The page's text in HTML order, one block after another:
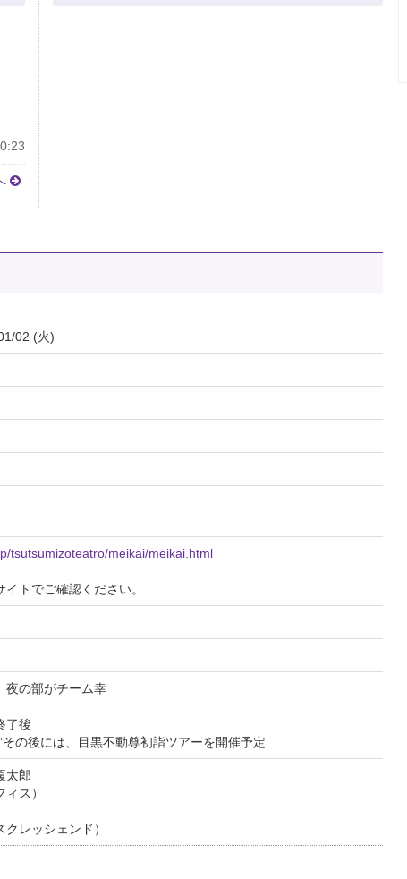
02 (火)
tsutsumizoteatro/meikai/meikai.html
トでご確認ください。
夜の部がチーム幸
了後
の後には、目黒不動尊初詣ツアーを開催予定
太郎
ス）
レッシェンド）